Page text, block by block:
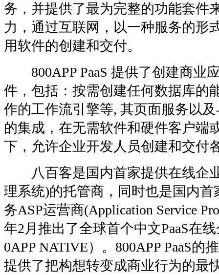
务，并提供了最为完整的功能套件
力，通过互联网，以一种服务的形
用软件的创建和交付。
800APP PaaS 提供了创建商业
件，包括：按需创建任何数据库的
作的工作流引擎等, 其页面服务以
的集成，在无需软件和硬件客户端
下，允许企业开发人员创建和交付
八百客是国内首家提供在线企
理系统)的托管商，同时也是国内
务ASP运营商(Application Service
年2月推出了全球首个中文PaaS在
0APP NATIVE）。800APP PaaS的
提供了把构想转变成商业行为的最